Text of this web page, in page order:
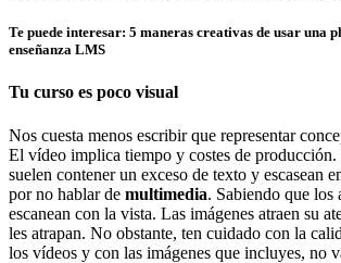
Te puede interesar: 5 maneras creativas de usar una
enseñanza LMS
Tu curso es poco visual
Nos cuesta menos escribir que representar
El vídeo implica tiempo y costes de producción.
suelen contener un exceso de texto y escasean
por no hablar de multimedia. Sabiendo que los
escanean con la vista. Las imágenes atraen su
les atrapan. No obstante, ten cuidado con la
los vídeos y con las imágenes que incluyes, no